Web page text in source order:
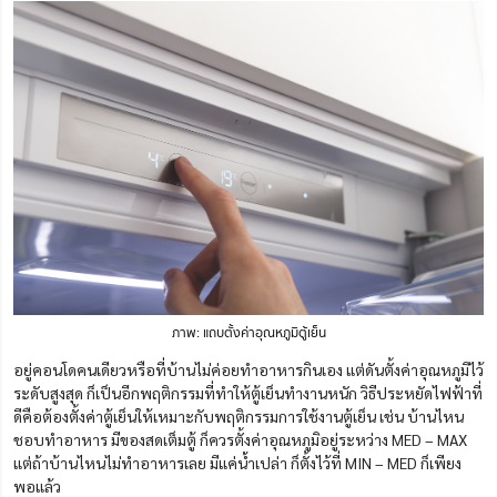
ภาพ: แถบตั้งค่าอุณหภูมิตู้เย็น
อยู่คอนโดคนเดียวหรือที่บ้านไม่ค่อยทำอาหารกินเอง แต่ดันตั้งค่าอุณหภูมิไว้
ระดับสูงสุด ก็เป็นอีกพฤติกรรมที่ทำให้ตู้เย็นทำงานหนัก วิธีประหยัดไฟฟ้าที่
ดีคือต้องตั้งค่าตู้เย็นให้เหมาะกับพฤติกรรมการใช้งานตู้เย็น เช่น บ้านไหน
ชอบทำอาหาร มีของสดเต็มตู้ ก็ควรตั้งค่าอุณหภูมิอยู่ระหว่าง MED – MAX
แต่ถ้าบ้านไหนไม่ทำอาหารเลย มีแค่น้ำเปล่า ก็ตั้งไว้ที่ MIN – MED ก็เพียง
พอแล้ว